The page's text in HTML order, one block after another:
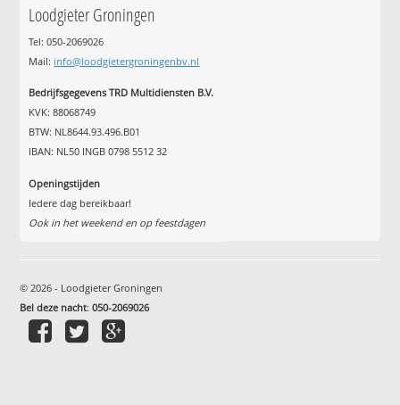
Loodgieter Groningen
Tel: 050-2069026
Mail: info@loodgietergroningenbv.nl
Bedrijfsgegevens TRD Multidiensten B.V.
KVK: 88068749
BTW: NL8644.93.496.B01
IBAN: NL50 INGB 0798 5512 32
Openingstijden
Iedere dag bereikbaar!
Ook in het weekend en op feestdagen
© 2026 - Loodgieter Groningen
Bel deze nacht:050-2069026